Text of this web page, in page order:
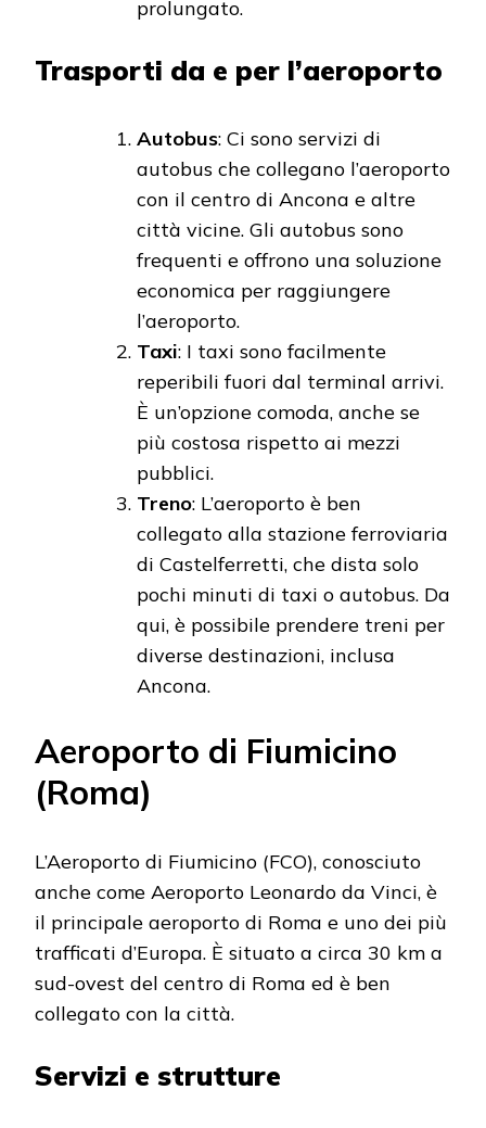
prolungato.
Trasporti da e per l’aeroporto
Autobus: Ci sono servizi di
autobus che collegano l’aeroporto
con il centro di Ancona e altre
città vicine. Gli autobus sono
frequenti e offrono una soluzione
economica per raggiungere
l’aeroporto.
Taxi: I taxi sono facilmente
reperibili fuori dal terminal arrivi.
È un’opzione comoda, anche se
più costosa rispetto ai mezzi
pubblici.
Treno: L’aeroporto è ben
collegato alla stazione ferroviaria
di Castelferretti, che dista solo
pochi minuti di taxi o autobus. Da
qui, è possibile prendere treni per
diverse destinazioni, inclusa
Ancona.
Aeroporto di Fiumicino
(Roma)
L’Aeroporto di Fiumicino (FCO), conosciuto
anche come Aeroporto Leonardo da Vinci, è
il principale aeroporto di Roma e uno dei più
trafficati d’Europa. È situato a circa 30 km a
sud-ovest del centro di Roma ed è ben
collegato con la città.
Servizi e strutture